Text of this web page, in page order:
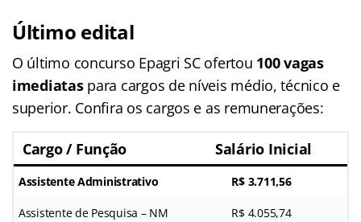
Último edital
O último concurso Epagri SC ofertou 100 vagas
imediataspara cargos de níveis médio, técnico e
superior. Confira os cargos e as remunerações:
Cargo / Função Salário Inicial
Assistente Administrativo R$ 3.711,56
Assistente de Pesquisa – NM R$ 4.055,74